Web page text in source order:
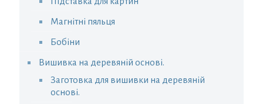
Магнітні пяльця
Бобіни
Вишивка на деревяній основі.
Заготовка для вишивки на деревяній
основі.